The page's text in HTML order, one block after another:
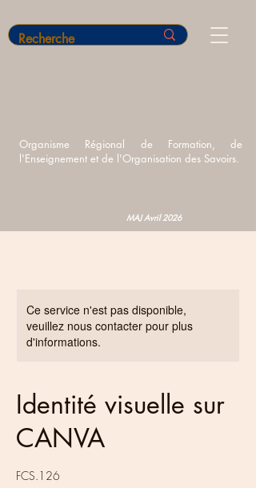
Organisme Régional de Formation, de
l'Enseignement et de l'Organisation des Savoirs.
MAJ Avril 2026
Ce service n'est pas disponible,
veuillez nous contacter pour plus
d'informations.
Identité visuelle sur
CANVA
FCS.126